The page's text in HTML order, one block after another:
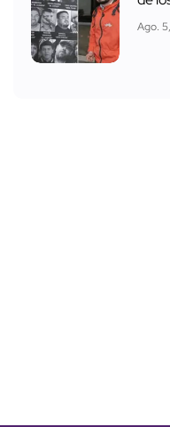
Ago.